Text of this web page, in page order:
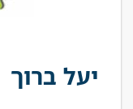
יעל ברוך